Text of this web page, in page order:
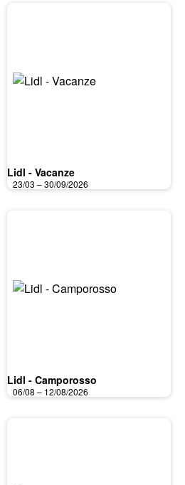
Lidl - Vacanze
23/03 – 30/09/2026
Lidl - Camporosso
06/08 – 12/08/2026